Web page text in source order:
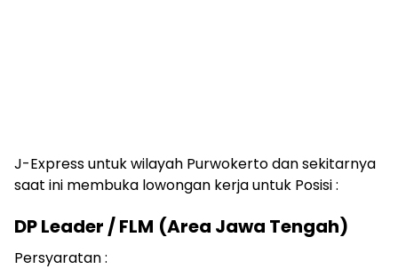
J-Express untuk wilayah Purwokerto dan sekitarnya
saat ini membuka lowongan kerja untuk Posisi :
DP Leader / FLM (Area Jawa Tengah)
Persyaratan :